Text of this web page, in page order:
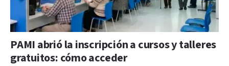
PAMI abrió la inscripción a cursos y talleres
gratuitos: cómo acceder